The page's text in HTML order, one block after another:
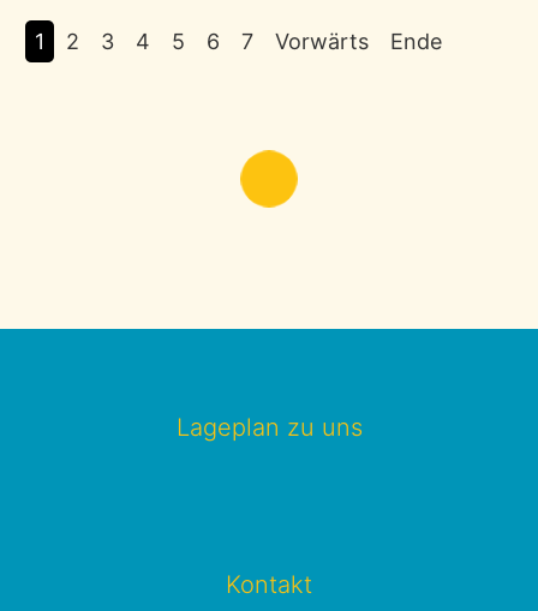
1 2 3 4 5 6 7 Vorwärts Ende
Lageplan zu uns
Kontakt